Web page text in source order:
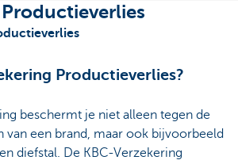
Productieverlies?
beschermt je niet alleen tegen de
van een brand, maar ook bijvoorbeeld
diefstal. De KBC-Verzekering